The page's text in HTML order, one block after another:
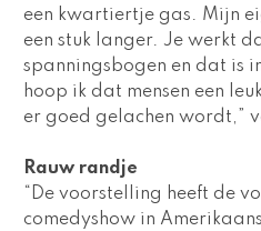
een kwartiertje gas. Mijn
een stuk langer. Je werkt
spanningsbogen en dat is
hoop ik dat mensen een
er goed gelachen wordt,”
Rauw randje
“De voorstelling heeft de
comedyshow in